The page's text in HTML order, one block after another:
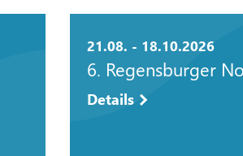
21.08. - 18.10.2026
6. Regensburger
Details